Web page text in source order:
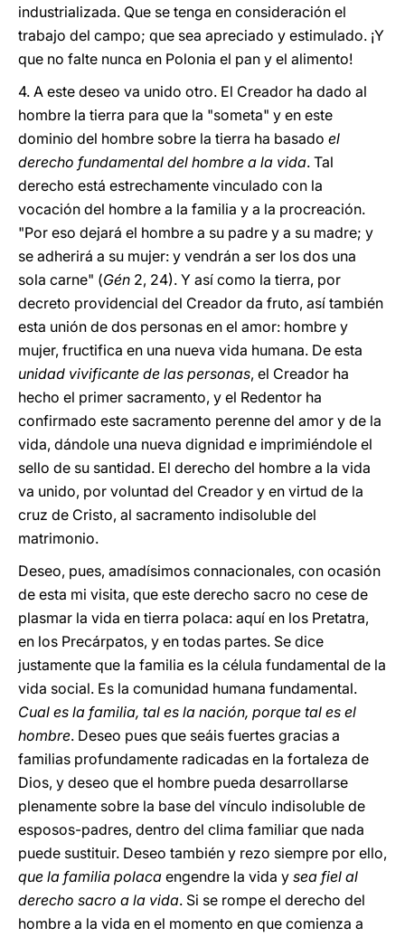
industrializada. Que se tenga en consideración el
trabajo del campo; que sea apreciado y estimulado. ¡Y
que no falte nunca en Polonia el pan y el alimento!
4. A este deseo va unido otro. El Creador ha dado al
hombre la tierra para que la "someta" y en este
dominio del hombre sobre la tierra ha basado el
derecho fundamental del hombre a la vida. Tal
derecho está estrechamente vinculado con la
vocación del hombre a la familia y a la procreación.
"Por eso dejará el hombre a su padre y a su madre; y
se adherirá a su mujer: y vendrán a ser los dos una
sola carne" (Gén 2, 24). Y así como la tierra, por
decreto providencial del Creador da fruto, así también
esta unión de dos personas en el amor: hombre y
mujer, fructifica en una nueva vida humana. De esta
unidad vivificante de las personas, el Creador ha
hecho el primer sacramento, y el Redentor ha
confirmado este sacramento perenne del amor y de la
vida, dándole una nueva dignidad e imprimiéndole el
sello de su santidad. El derecho del hombre a la vida
va unido, por voluntad del Creador y en virtud de la
cruz de Cristo, al sacramento indisoluble del
matrimonio.
Deseo, pues, amadísimos connacionales, con ocasión
de esta mi visita, que este derecho sacro no cese de
plasmar la vida en tierra polaca: aquí en los Pretatra,
en los Precárpatos, y en todas partes. Se dice
justamente que la familia es la célula fundamental de la
vida social. Es la comunidad humana fundamental.
Cual es la familia, tal es la nación, porque tal es el
hombre. Deseo pues que seáis fuertes gracias a
familias profundamente radicadas en la fortaleza de
Dios, y deseo que el hombre pueda desarrollarse
plenamente sobre la base del vínculo indisoluble de
esposos-padres, dentro del clima familiar que nada
puede sustituir. Deseo también y rezo siempre por ello,
que la familia polaca engendre la vida y sea fiel al
derecho sacro a la vida. Si se rompe el derecho del
hombre a la vida en el momento en que comienza a